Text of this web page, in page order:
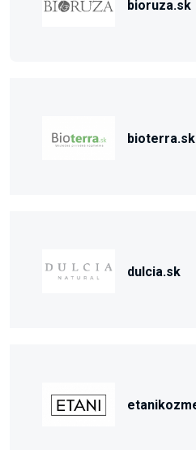
bioruza.sk
bioterra.sk
dulcia.sk